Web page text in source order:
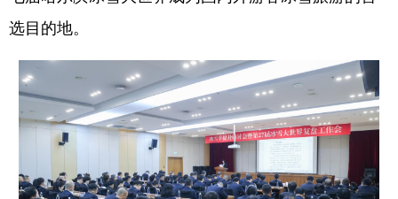
新疆 内蒙古 黑龙江
多语种频道
English Español Français عربى
日本語 한국어
Deutsch Português
选目的地。